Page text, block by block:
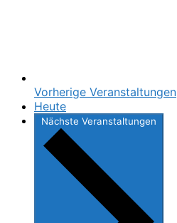
Vorherige Veranstaltungen
Heute
Nächste Veranstaltungen